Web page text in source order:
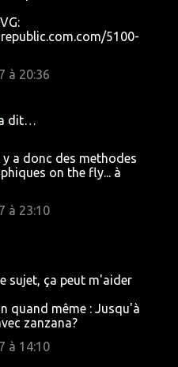
5100-
à 20:36
dit…
a donc des methodes
on the fly... à
à 23:10
sujet, ça peut m'aider
quand même : Jusqu'à
zanzana?
à 14:10